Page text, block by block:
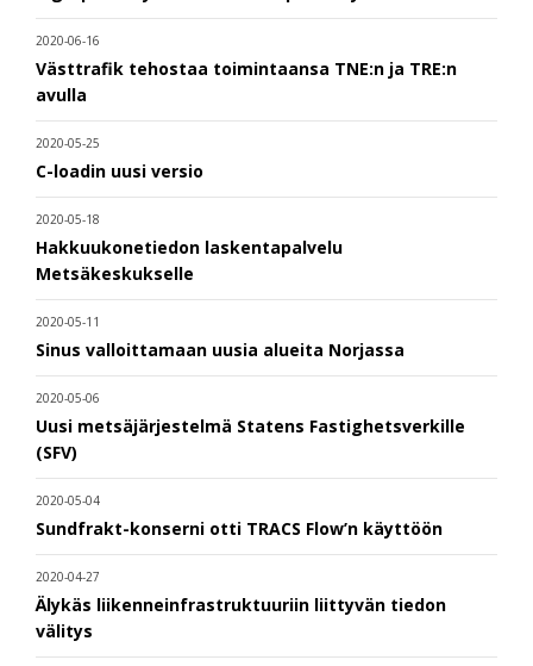
2020-06-16
Västtrafik tehostaa toimintaansa TNE:n ja TRE:n
avulla
2020-05-25
C-loadin uusi versio
2020-05-18
Hakkuukonetiedon laskentapalvelu
Metsäkeskukselle
2020-05-11
Sinus valloittamaan uusia alueita Norjassa
2020-05-06
Uusi metsäjärjestelmä Statens Fastighetsverkille
(SFV)
2020-05-04
Sundfrakt-konserni otti TRACS Flow’n käyttöön
2020-04-27
Älykäs liikenneinfrastruktuuriin liittyvän tiedon
välitys